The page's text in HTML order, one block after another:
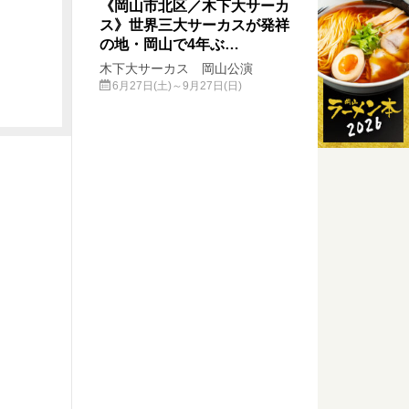
《岡山市北区／木下大サーカ
ス》世界三大サーカスが発祥
の地・岡山で4年ぶ…
木下大サーカス 岡山公演
6月27日(土)～9月27日(日)